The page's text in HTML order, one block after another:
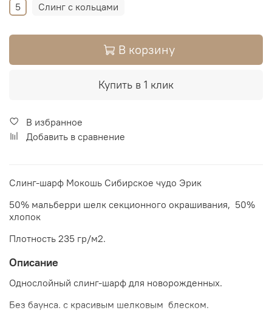
5 Слинг с кольцами
В корзину
Купить в 1 клик
В избранное
Добавить в сравнение
Слинг-шарф Мокошь Сибирское чудо Эрик
50% мальберри шелк секционного окрашивания, 50%
хлопок
Плотность 235 гр/м2.
Описание
Однослойный слинг-шарф для новорожденных.
Без баунса. с красивым шелковым блеском.